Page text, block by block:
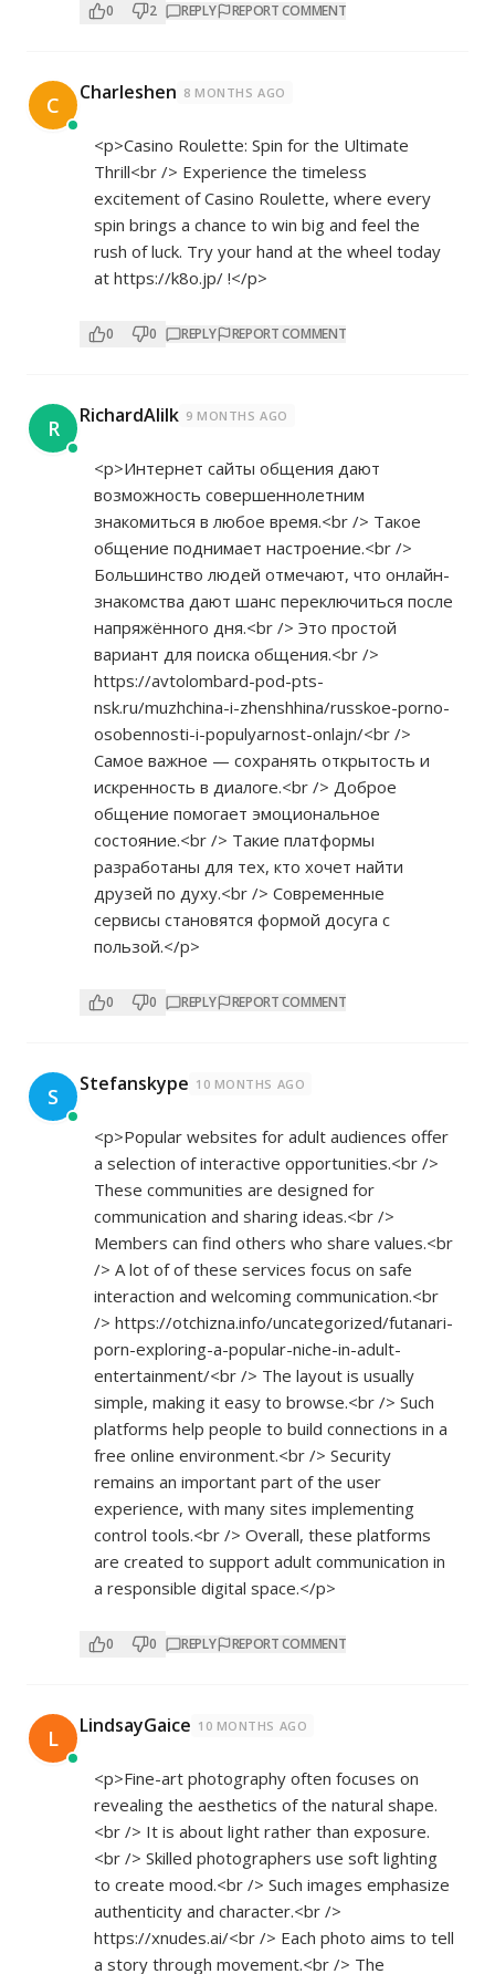
0 2 REPLY REPORT COMMENT
C Charleshen 8 MONTHS AGO
<p>Casino Roulette: Spin for the Ultimate
Thrill<br /> Experience the timeless
excitement of Casino Roulette, where every
spin brings a chance to win big and feel the
rush of luck. Try your hand at the wheel today
at https://k8o.jp/ !</p>
0 0 REPLY REPORT COMMENT
R RichardAlilk 9 MONTHS AGO
<p>Интернет сайты общения дают
возможность совершеннолетним
знакомиться в любое время.<br /> Такое
общение поднимает настроение.<br />
Большинство людей отмечают, что онлайн-
знакомства дают шанс переключиться после
напряжённого дня.<br /> Это простой
вариант для поиска общения.<br />
https://avtolombard-pod-pts-
nsk.ru/muzhchina-i-zhenshhina/russkoe-porno-
osobennosti-i-populyarnost-onlajn/<br />
Самое важное — сохранять открытость и
искренность в диалоге.<br /> Доброе
общение помогает эмоциональное
состояние.<br /> Такие платформы
разработаны для тех, кто хочет найти
друзей по духу.<br /> Современные
сервисы становятся формой досуга с
пользой.</p>
0 0 REPLY REPORT COMMENT
S Stefanskype 10 MONTHS AGO
<p>Popular websites for adult audiences offer
a selection of interactive opportunities.<br />
These communities are designed for
communication and sharing ideas.<br />
Members can find others who share values.<br
/> A lot of of these services focus on safe
interaction and welcoming communication.<br
/> https://otchizna.info/uncategorized/futanari-
porn-exploring-a-popular-niche-in-adult-
entertainment/<br /> The layout is usually
simple, making it easy to browse.<br /> Such
platforms help people to build connections in a
free online environment.<br /> Security
remains an important part of the user
experience, with many sites implementing
control tools.<br /> Overall, these platforms
are created to support adult communication in
a responsible digital space.</p>
0 0 REPLY REPORT COMMENT
L LindsayGaice 10 MONTHS AGO
<p>Fine-art photography often focuses on
revealing the aesthetics of the natural shape.
<br /> It is about light rather than exposure.
<br /> Skilled photographers use soft lighting
to create mood.<br /> Such images emphasize
authenticity and character.<br />
https://xnudes.ai/<br /> Each photo aims to tell
a story through movement.<br /> The